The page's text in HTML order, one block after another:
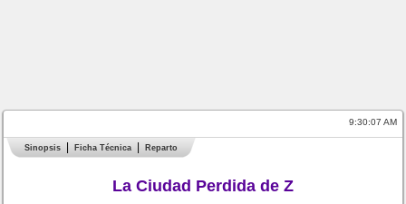
9:30:07 AM
Sinopsis Ficha Técnica Reparto
La Ciudad Perdida de Z